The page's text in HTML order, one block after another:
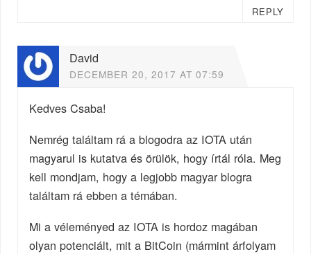
REPLY
David
DECEMBER 20, 2017 AT 07:59
Kedves Csaba!
Nemrég találtam rá a blogodra az IOTA után
magyarul is kutatva és örülök, hogy írtál róla. Meg
kell mondjam, hogy a legjobb magyar blogra
találtam rá ebben a témában.
Mi a véleményed az IOTA is hordoz magában
olyan potenciált, mit a BitCoin (mármint árfolyam